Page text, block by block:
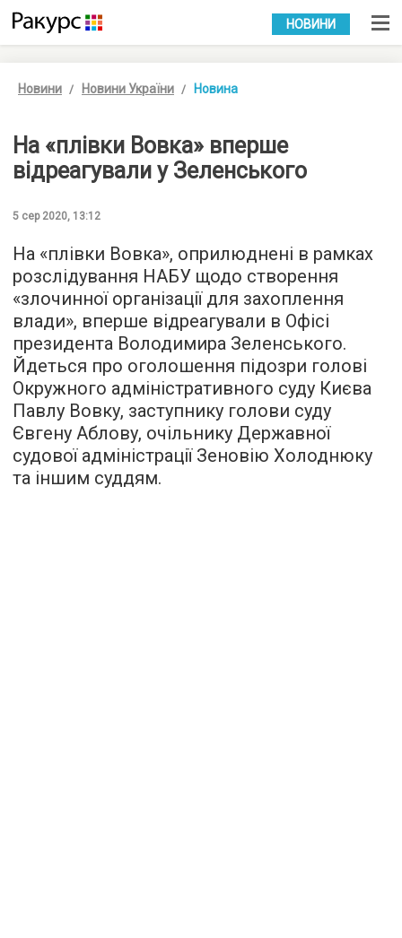
УКР РУС
НОВИНИ
Новини Новини України Новина
На «плівки Вовка» вперше
відреагували у Зеленського
5 сер 2020, 13:12
На «плівки Вовка», оприлюднені в рамках
розслідування НАБУ щодо створення
«злочинної організації для захоплення
влади», вперше відреагували в Офісі
президента Володимира Зеленського.
Йдеться про оголошення підозри голові
Окружного адміністративного суду Києва
Павлу Вовку, заступнику голови суду
Євгену Аблову, очільнику Державної
судової адміністрації Зеновію Холоднюку
та іншим суддям.